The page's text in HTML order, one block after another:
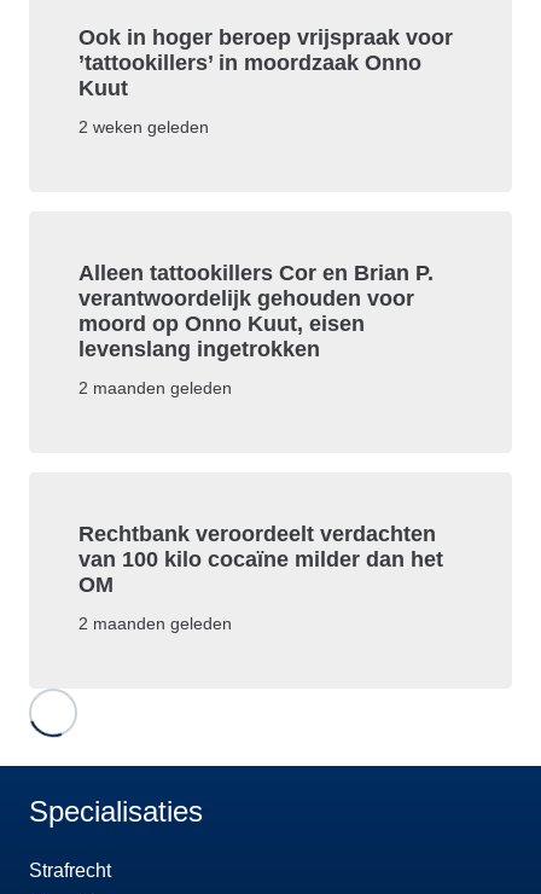
Ook in hoger beroep vrijspraak voor
’tattookillers’ in moordzaak Onno
Kuut
2 weken geleden
Alleen tattookillers Cor en Brian P.
verantwoordelijk gehouden voor
moord op Onno Kuut, eisen
levenslang ingetrokken
2 maanden geleden
Rechtbank veroordeelt verdachten
van 100 kilo cocaïne milder dan het
OM
2 maanden geleden
Specialisaties
Strafrecht